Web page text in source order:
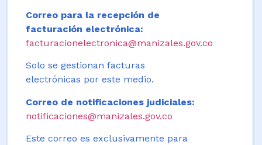
Correo para la recepción de
facturación electrónica:
facturacionelectronica@manizales.gov.co
Solo se gestionan facturas
electrónicas por este medio.
Correo de notificaciones judiciales:
notificaciones@manizales.gov.co
Este correo es exclusivamente para